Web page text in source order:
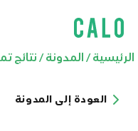
الرئيسية/ المدونة/ نتائج
العودة إلى المدونة